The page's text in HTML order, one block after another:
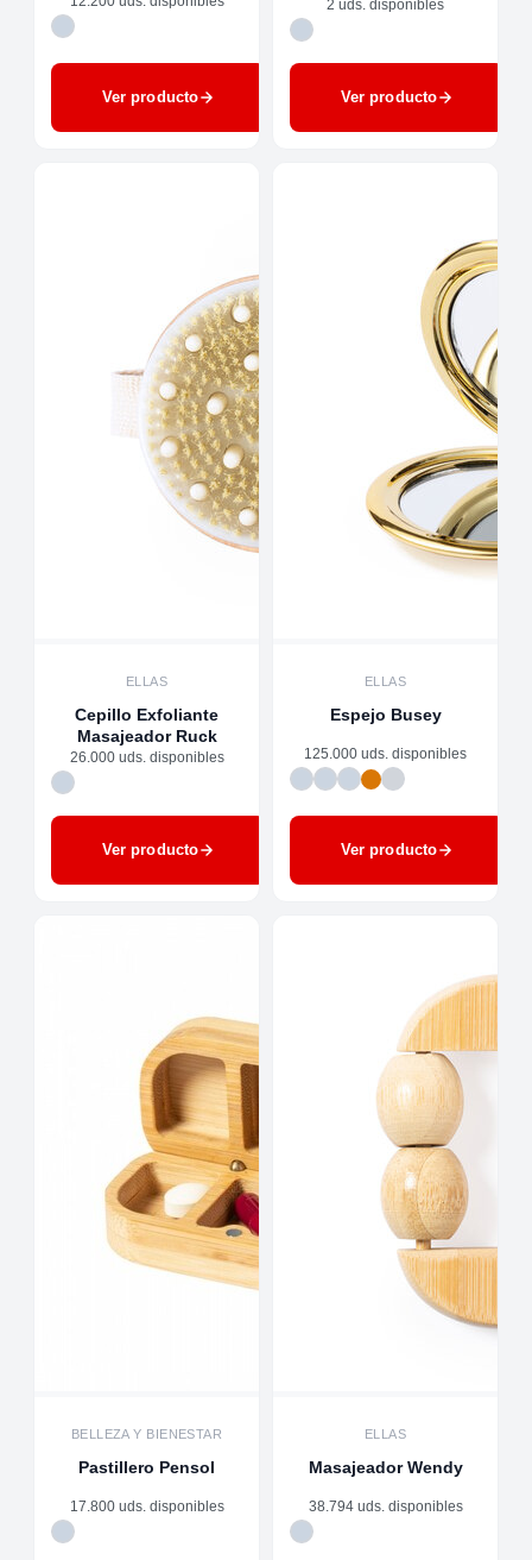
Ver producto
2 uds. disponibles
Ver producto
ELLAS
Cepillo Exfoliante
Masajeador Ruck
26.000 uds. disponibles
Ver producto
ELLAS
Espejo Busey
125.000 uds. disponibles
Ver producto
BELLEZA Y BIENESTAR
Pastillero Pensol
17.800 uds. disponibles
ELLAS
Masajeador Wendy
38.794 uds. disponibles